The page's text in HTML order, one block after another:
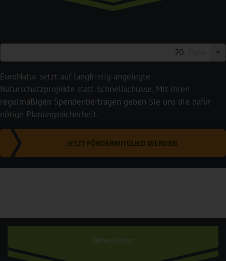
EuroNatur setzt auf langfristig angelegte
Naturschutzprojekte statt Schnellschüsse. Mit Ihren
regelmäßigen Spendenbeiträgen geben Sie uns die dafür
nötige Planungssicherheit.
JETZT FÖRDERMITGLIED WERDEN
Newsletter